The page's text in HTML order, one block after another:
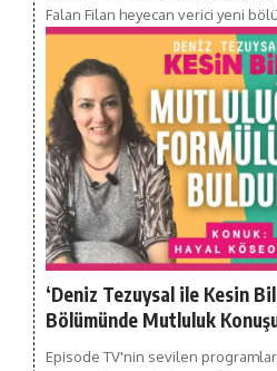
Falan Filan heyecan verici yeni
‘Deniz Tezuysal ile Kesin
Bölümünde Mutluluk
Episode TV'nin sevilen